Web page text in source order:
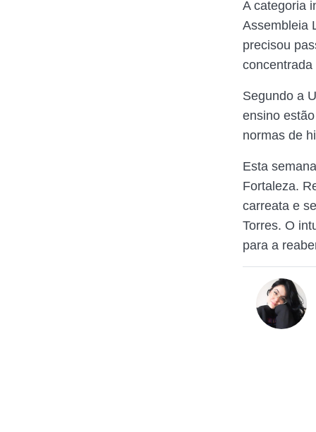
A categoria
Assembleia
precisou
Segundo a
ensino
normas de
Esta
Fortaleza.
carreata e
Torres. O
para a